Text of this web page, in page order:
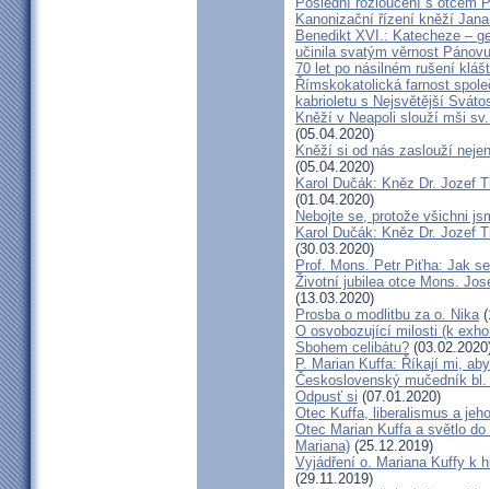
Kanonizační řízení kněží
Benedikt XVI.: Katecheze –
učinila svatým věrnost
70 let po násilném rušení
Římskokatolická farnost
kabrioletu s Nejsvětější
Kněží v Neapoli slouží mši
(05.04.2020)
Kněží si od nás zaslouží
(05.04.2020)
Karol Dučák: Kněz Dr. Jozef
(01.04.2020)
Nebojte se, protože všichni
Karol Dučák: Kněz Dr. Jozef
(30.03.2020)
Prof. Mons. Petr Piťha: Jak
Životní jubilea otce Mons.
(13.03.2020)
Prosba o modlitbu za o. Nika
O osvobozující milosti (k
Sbohem celibátu?
P. Marian Kuffa: Říkají mi,
Československý mučedník
Odpusť si (07.01.2020)
Otec Kuffa, liberalismus a
Otec Marian Kuffa a světlo
Mariana) (25.12.2019)
Vyjádření o. Mariana Kuffy k
(29.11.2019)